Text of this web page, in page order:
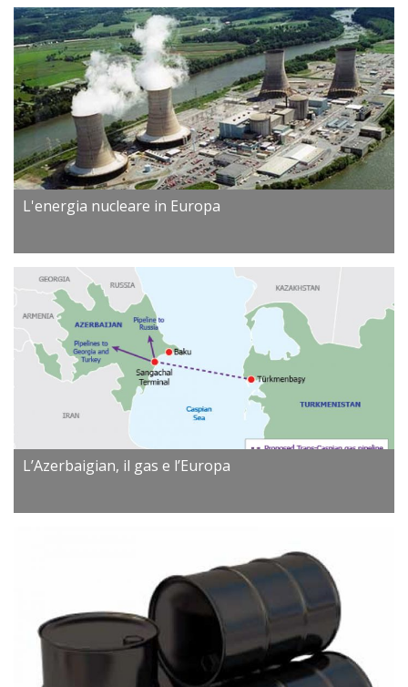
L'energia nucleare in Europa
L’Azerbaigian, il gas e l’Europa